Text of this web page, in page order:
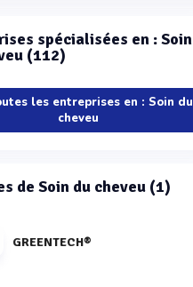
spécialisées en : Soin
(112)
les entreprises en : Soin du
cheveu
de Soin du cheveu (1)
GREENTECH®